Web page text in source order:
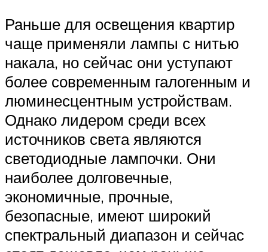
Раньше для освещения квартир
чаще применяли лампы с нитью
накала, но сейчас они уступают
более современным галогенным и
люминесцентным устройствам.
Однако лидером среди всех
источников света являются
светодиодные лампочки. Они
наиболее долговечные,
экономичные, прочные,
безопасные, имеют широкий
спектральный диапазон и сейчас